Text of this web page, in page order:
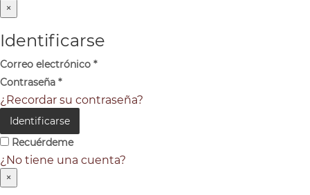
×
Identificarse
Correo electrónico *
Contraseña *
¿Recordar su contraseña?
Identificarse
Recuérdeme
¿No tiene una cuenta?
×